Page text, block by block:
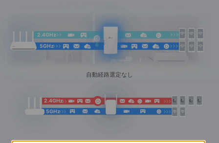
2.4GHz
5GHz
自動経路選定なし
2.4GHz
5GHz